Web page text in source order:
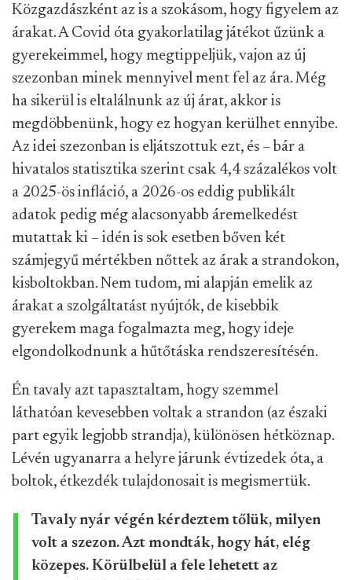
Közgazdászként az is a szokásom, hogy figyelem az
árakat. A Covid óta gyakorlatilag játékot űzünk a
gyerekeimmel, hogy megtippeljük, vajon az új
szezonban minek mennyivel ment fel az ára. Még
ha sikerül is eltalálnunk az új árat, akkor is
megdöbbenünk, hogy ez hogyan kerülhet ennyibe.
Az idei szezonban is eljátszottuk ezt, és – bár a
hivatalos statisztika szerint csak 4,4 százalékos volt
a 2025-ös infláció, a 2026-os eddig publikált
adatok pedig még alacsonyabb áremelkedést
mutattak ki – idén is sok esetben bőven két
számjegyű mértékben nőttek az árak a strandokon,
kisboltokban. Nem tudom, mi alapján emelik az
árakat a szolgáltatást nyújtók, de kisebbik
gyerekem maga fogalmazta meg, hogy ideje
elgondolkodnunk a hűtőtáska rendszeresítésén.
Én tavaly azt tapasztaltam, hogy szemmel
láthatóan kevesebben voltak a strandon (az északi
part egyik legjobb strandja), különösen hétköznap.
Lévén ugyanarra a helyre járunk évtizedek óta, a
boltok, étkezdék tulajdonosait is megismertük.
Tavaly nyár végén kérdeztem tőlük, milyen
volt a szezon. Azt mondták, hogy hát, elég
közepes. Körülbelül a fele lehetett az